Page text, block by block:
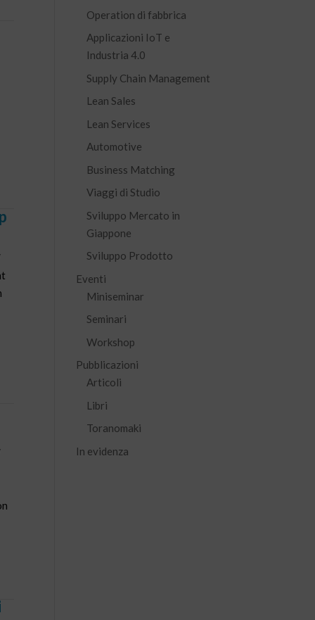
Operation di fabbrica
Applicazioni IoT e
Industria 4.0
Supply Chain Management
Lean Sales
Lean Services
Automotive
Business Matching
Viaggi di Studio
Sviluppo Mercato in
Giappone
Sviluppo Prodotto
Eventi
Miniseminar
Seminari
Workshop
Pubblicazioni
Articoli
Libri
Toranomaki
In evidenza